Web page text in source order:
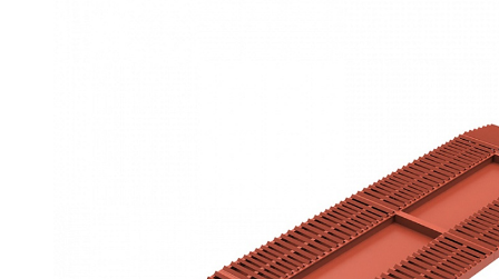
Емкости
Емкости
Емкости
Емкости